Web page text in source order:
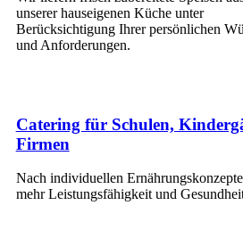
unserer hauseigenen Küche unter
Berücksichtigung Ihrer persönlichen
und Anforderungen.
Catering für Schulen,
Firmen
Nach individuellen
mehr Leistungsfähigkeit und